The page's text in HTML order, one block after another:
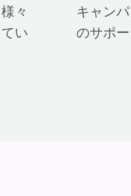
々
い
キャン
のサポ